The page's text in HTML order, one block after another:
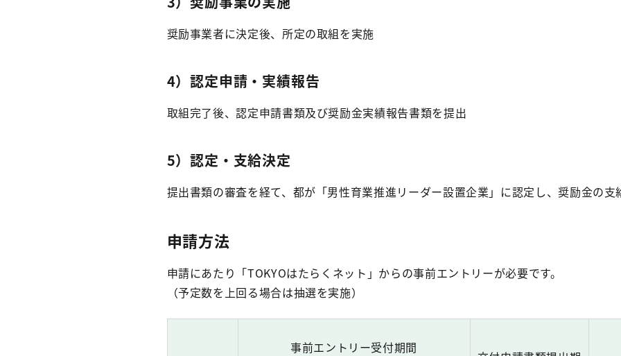
奨励事業者に決定後、所定の取組を実施
4）認定申請・実績報告
取組完了後、認定申請書類及び奨励金実績報告書類を提出
5）認定・支給決定
提出書類の審査を経て、都が「男性育業推進リーダー設置企業」に認定し、奨励金の支
申請方法
申請にあたり「TOKYOはたらくネット」からの事前エントリーが必要です。
（予定数を上回る場合は抽選を実施）
事前エントリー受付期間